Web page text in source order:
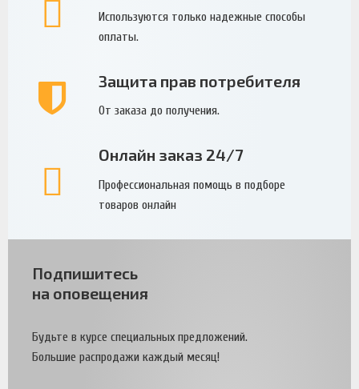
Используются только надежные способы
оплаты.
Защита прав потребителя
От заказа до получения.
Онлайн заказ 24/7
Профессиональная помощь в подборе
товаров онлайн
Подпишитесь
на оповещения
Будьте в курсе специальных предложений.
Большие распродажи каждый месяц!